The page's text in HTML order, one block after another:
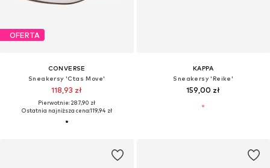
OFERTA
CONVERSE
Sneakersy 'Ctas Move'
118,93 zł
Pierwotnie: 287,90 zł
Ostatnia najniższa cena:119,94 zł
KAPPA
Sneakersy 'Reike'
159,00 zł